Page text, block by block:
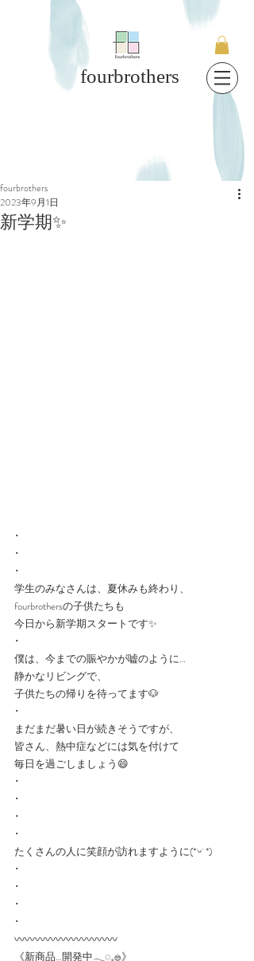
fourbrothers
新学期✨
fourbrothers
2023年9月1日
･
･
･
学生のみなさんは、夏休みも終わり、
fourbrothersの子供たちも
今日から新学期スタートです✨
･
僕は、今までの賑やかが嘘のように…
静かなリビングで、
子供たちの帰りを待ってます🐶
･
まだまだ暑い日が続きそうですが、
皆さん、熱中症などには気を付けて
毎日を過ごしましょう😄
･
･
･
･
たくさんの人に笑顔が訪れますように(*˙ᵕ˙ *)
･
･
･
･
〰️〰️〰️〰️〰️〰️〰️〰️〰️〰️
《新商品…開発中𓂃◌𓈒𓐍》